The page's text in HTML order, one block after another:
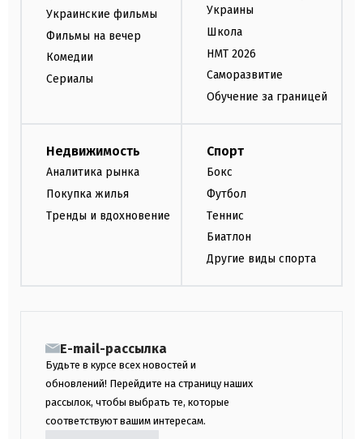
Украинские фильмы
Фильмы на вечер
Комедии
Сериалы
Украины
Школа
НМТ 2026
Саморазвитие
Обучение за границей
Недвижимость
Аналитика рынка
Покупка жилья
Тренды и вдохновение
Спорт
Бокс
Футбол
Теннис
Биатлон
Другие виды спорта
E-mail-рассылка
Будьте в курсе всех новостей и
обновлений! Перейдите на страницу наших
рассылок, чтобы выбрать те, которые
соответствуют вашим интересам.